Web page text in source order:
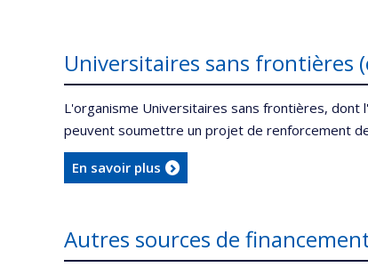
Universitaires sans
L'organisme Universitaires sans frontières, dont
peuvent soumettre un projet de renforcement
En savoir plus
Autres sources de